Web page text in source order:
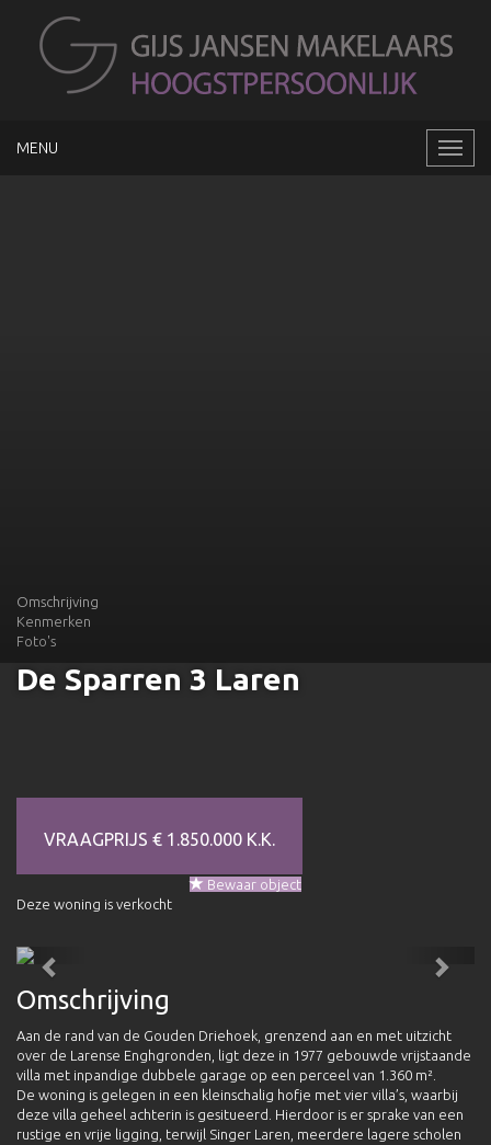
MENU
Omschrijving
Kenmerken
Foto's
De Sparren 3 Laren
VRAAGPRIJS € 1.850.000 K.K.
Bewaar object
Deze woning is verkocht
Previous Next
Omschrijving
Aan de rand van de Gouden Driehoek, grenzend aan en met uitzicht
over de Larense Enghgronden, ligt deze in 1977 gebouwde vrijstaande
villa met inpandige dubbele garage op een perceel van 1.360 m².
De woning is gelegen in een kleinschalig hofje met vier villa’s, waarbij
deze villa geheel achterin is gesitueerd. Hierdoor is er sprake van een
rustige en vrije ligging, terwijl Singer Laren, meerdere lagere scholen